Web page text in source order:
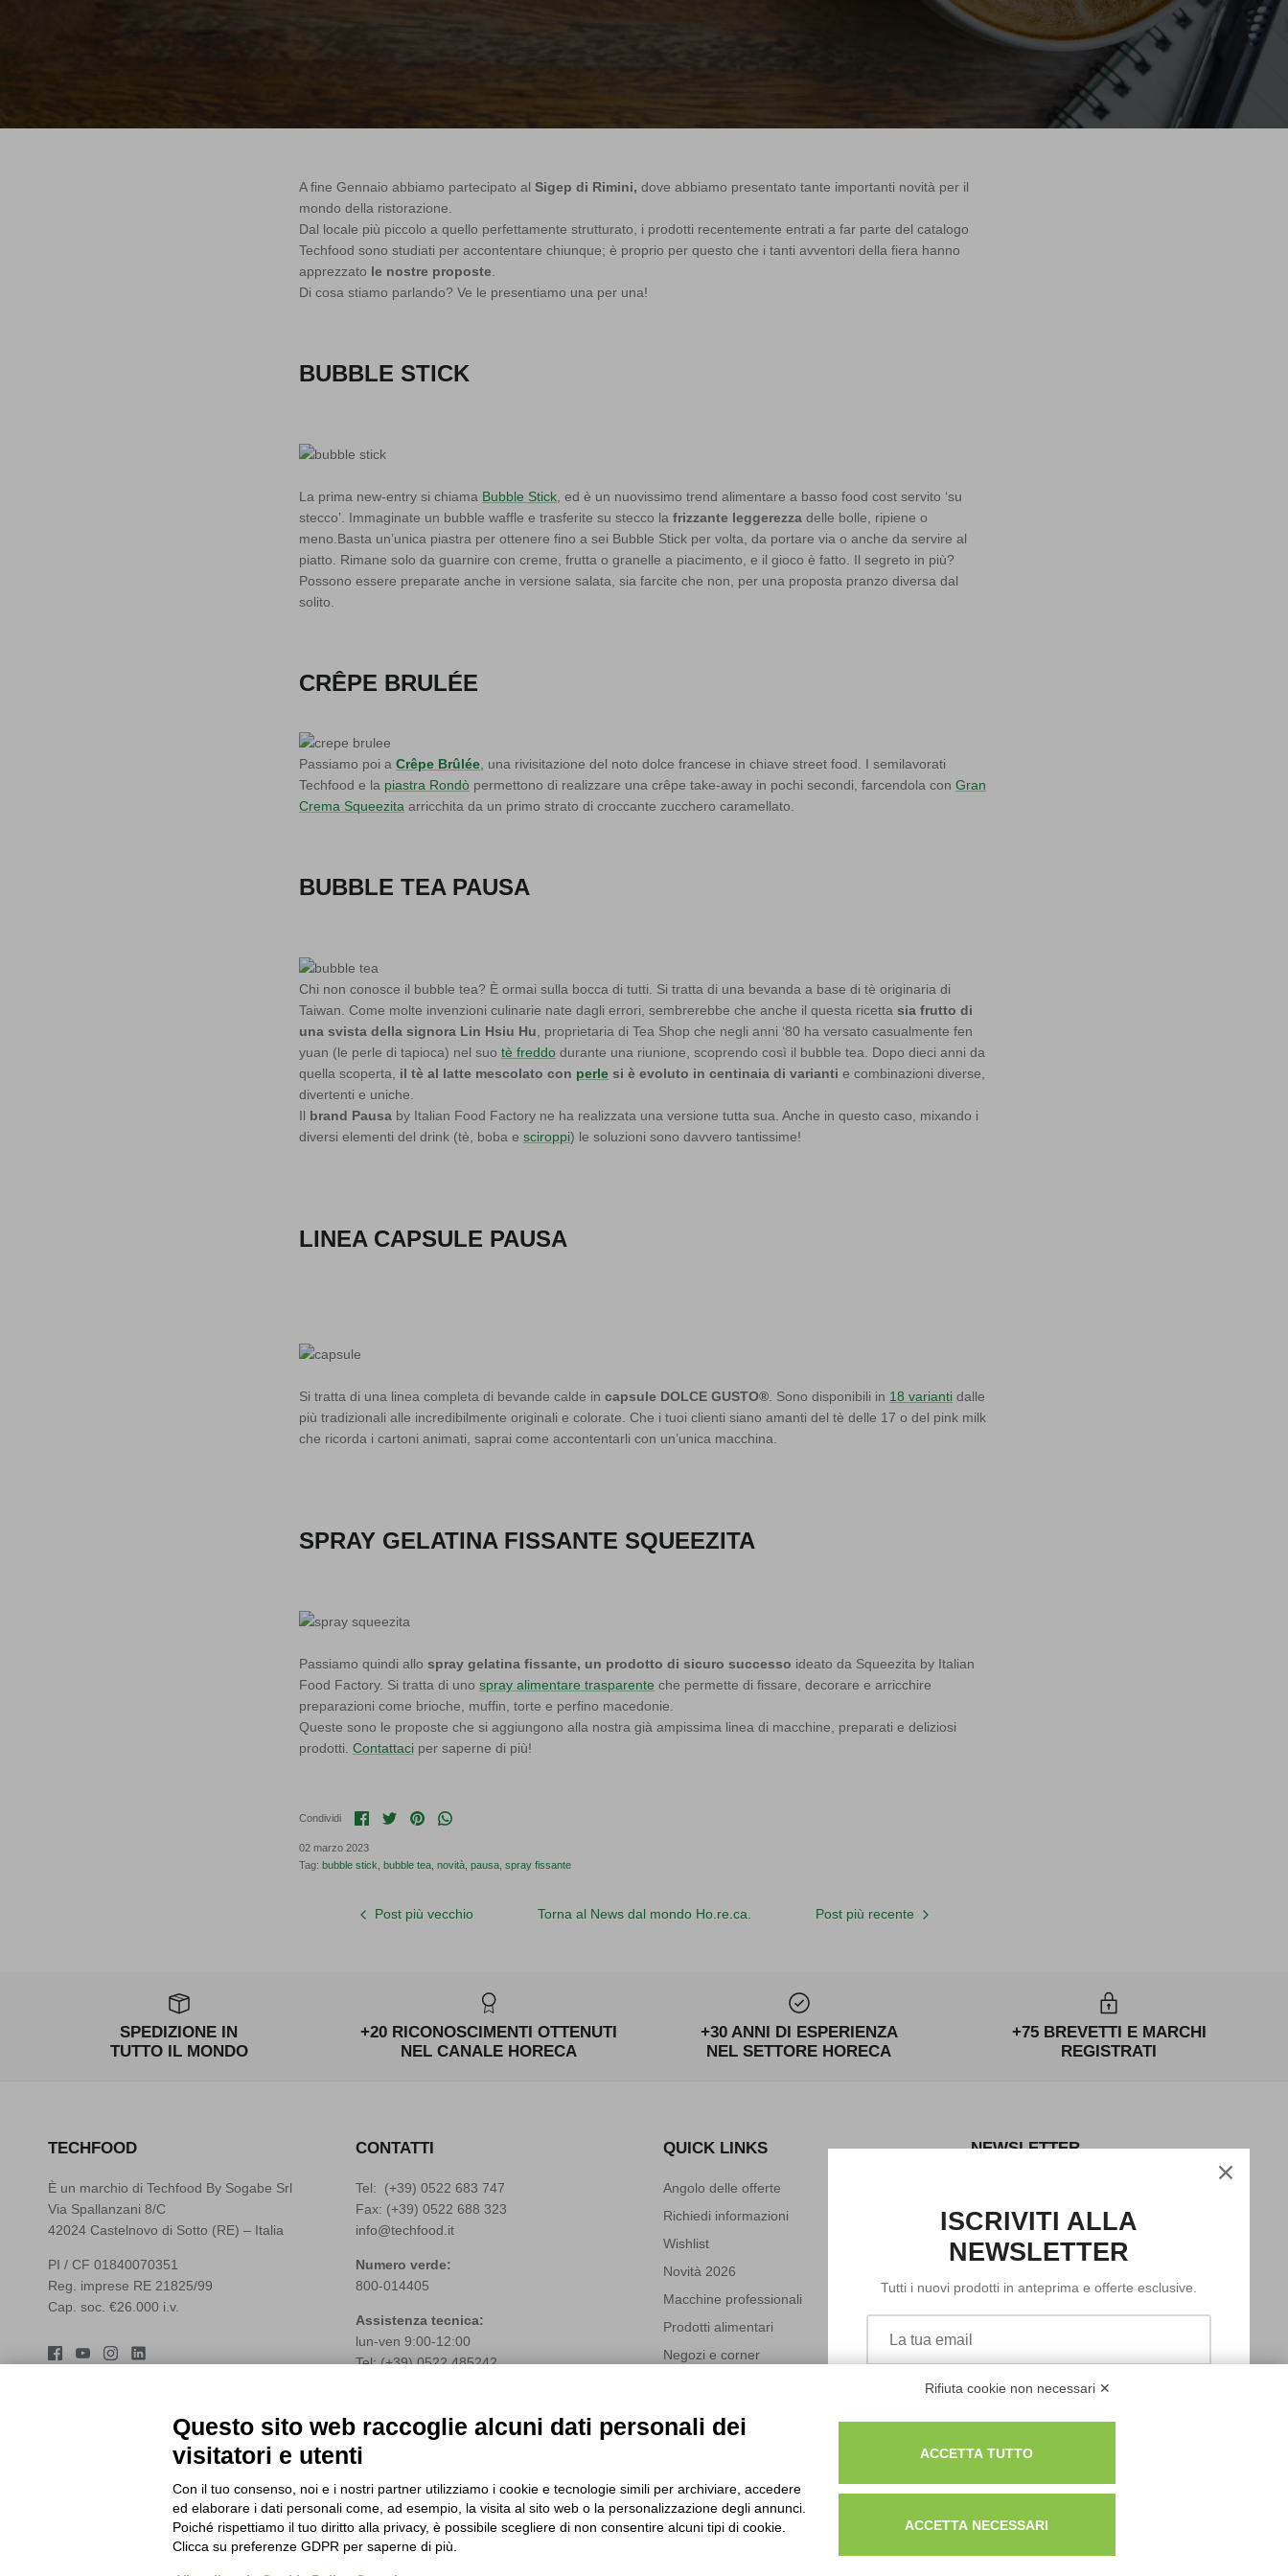
A fine Gennaio abbiamo partecipato al Sigep di Rimini, dove abbiamo presentato tante importanti novità per il
mondo della ristorazione.
Dal locale più piccolo a quello perfettamente strutturato, i prodotti recentemente entrati a far parte del catalogo
Techfood sono studiati per accontentare chiunque; è proprio per questo che i tanti avventori della fiera hanno
apprezzato le nostre proposte
Di cosa stiamo parlando? Ve le presentiamo una per una!
BUBBLE STICK
La prima new-entry si chiama Bubble Stick , ed è un nuovissimo trend alimentare a basso food cost servito ‘su
stecco’. Immaginate un bubble waffle e trasferite su stecco la frizzante leggerezza delle bolle, ripiene o
meno.Basta un’unica piastra per ottenere fino a sei Bubble Stick per volta, da portare via o anche da servire al
piatto. Rimane solo da guarnire con creme, frutta o granelle a piacimento, e il gioco è fatto. Il segreto in più?
Possono essere preparate anche in versione salata, sia farcite che non, per una proposta pranzo diversa dal
solito.
CRÊPE BRULÉE
Passiamo poi a Crêpe Brûlée , una rivisitazione del noto dolce francese in chiave street food. I semilavorati
Techfood e la piastra Rondò permettono di realizzare una crêpe take-away in pochi secondi, farcendola con Gran
Crema Squeezita arricchita da un primo strato di croccante zucchero caramellato.
BUBBLE TEA PAUSA
Chi non conosce il bubble tea? È ormai sulla bocca di tutti. Si tratta di una bevanda a base di tè originaria di
Taiwan. Come molte invenzioni culinarie nate dagli errori, sembrerebbe che anche il questa ricetta sia frutto di
una svista della signora Lin Hsiu Hu , proprietaria di Tea Shop che negli anni ‘80 ha versato casualmente fen
yuan (le perle di tapioca) nel suo tè freddo durante una riunione, scoprendo così il bubble tea. Dopo dieci anni da
quella scoperta, il tè al latte mescolato con perle si è evoluto in centinaia di varianti e combinazioni diverse,
divertenti e uniche.
Il brand Pausa by Italian Food Factory ne ha realizzata una versione tutta sua. Anche in questo caso, mixando i
diversi elementi del drink (tè, boba e sciroppi) le soluzioni sono davvero tantissime!
LINEA CAPSULE PAUSA
Si tratta di una linea completa di bevande calde in capsule DOLCE GUSTO® . Sono disponibili in 18 varianti dalle
più tradizionali alle incredibilmente originali e colorate. Che i tuoi clienti siano amanti del tè delle 17 o del pink milk
che ricorda i cartoni animati, saprai come accontentarli con un’unica macchina.
SPRAY GELATINA FISSANTE SQUEEZITA
Passiamo quindi allo spray gelatina fissante, un prodotto di sicuro successo ideato da Squeezita by Italian
Food Factory. Si tratta di uno spray alimentare trasparente che permette di fissare, decorare e arricchire
preparazioni come brioche, muffin, torte e perfino macedonie.
Queste sono le proposte che si aggiungono alla nostra già ampissima linea di macchine, preparati e deliziosi
prodotti. Contattaci per saperne di più!
Condividi Condividi su Facebook
Condividi su Twitter
Condividi su Pinterest
Translation missing: it.general.social.share_on_whatsapp
02 marzo 2023
Tag: bubble stick bubble tea novità pausa spray fissante
Post più vecchio Torna al News dal mondo Ho.re.ca. Post più recente
SPEDIZIONE IN
TUTTO IL MONDO
+20 RICONOSCIMENTI OTTENUTI
NEL CANALE HORECA
+30 ANNI DI ESPERIENZA
NEL SETTORE HORECA
+75 BREVETTI E MARCHI
REGISTRATI
TECHFOOD
È un marchio di Techfood By Sogabe Srl
Via Spallanzani 8/C
42024 Castelnovo di Sotto (RE) – Italia
PI / CF 01840070351
Reg. imprese RE 21825/99
Cap. soc. €26.000 i.v.
CONTATTI
Tel: (+39) 0522 683 747
Fax: (+39) 0522 688 323
info@techfood.it
Numero verde:
800-014405
Assistenza tecnica:
lun-ven 9:00-12:00
Tel: (+39)0522 485242
QUICK LINKS
Angolo delle offerte
Richiedi informazioni
Wishlist
Novità 2026
Macchine professionali
Prodotti alimentari
Negozi e corner
NEWSLETTER
sempre aggiornato sulle novità del mondo
HORECA e per ricevere offerte esclusive.
privacy policy
Registrati
ISCRIVITI ALLA
NEWSLETTER
Tutti i nuovi prodotti in anteprima e offerte esclusive.
Acconsento al trattamento dei dati personali come
Iscriviti
Rifiuta cookie non necessari ✕
Questo sito web raccoglie alcuni dati personali dei
visitatori e utenti
Con il tuo consenso, noi e i nostri partner utilizziamo i cookie e tecnologie simili per archiviare, accedere
ed elaborare i dati personali come, ad esempio, la visita al sito web o la personalizzazione degli annunci.
Poiché rispettiamo il tuo diritto alla privacy, è possibile scegliere di non consentire alcuni tipi di cookie.
Clicca su preferenze GDPR per saperne di più.
ACCETTA TUTTO
ACCETTA NECESSARI